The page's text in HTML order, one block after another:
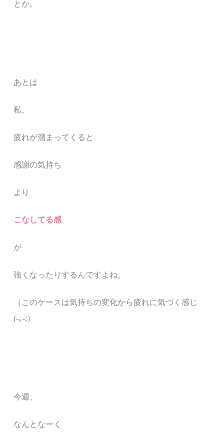
とか。
あとは
私、
疲れが溜まってくると
感謝の気持ち
より
こなしてる感
が
強くなったりするんですよね。
（このケースは気持ちの変化から疲れに気づく感じ
(-｡-;）
今週、
なんとなーく